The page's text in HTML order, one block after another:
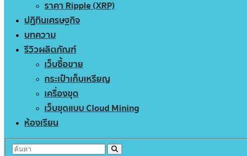
ราคา Ripple (XRP)
ปฏิทินเศรษฐกิจ
บทความ
รีวิวผลิตภัณฑ์
เว็บซื้อขาย
กระเป๋าเก็บเหรียญ
เครื่องขุด
เว็บขุดแบบ Cloud Mining
ห้องเรียน